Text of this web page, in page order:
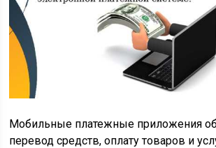
Мобильные платежные приложения
перевод средств, оплату товаров и